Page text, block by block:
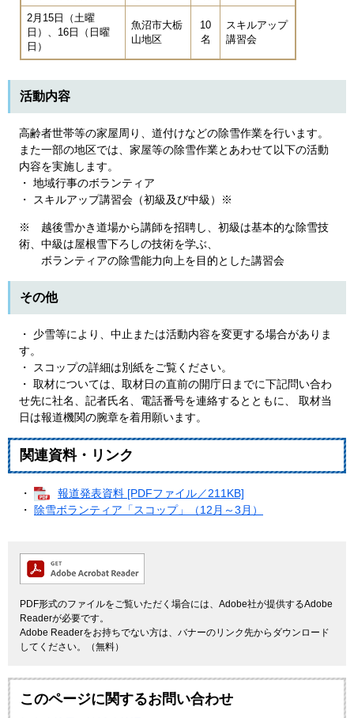
2月15日（土曜
日）、16日（日曜
日）
魚沼市大栃
山地区
10
名
スキルアップ
講習会
活動内容
高齢者世帯等の家屋周り、道付けなどの除雪作業を行います。
また一部の地区では、家屋等の除雪作業とあわせて以下の活動
内容を実施します。
・ 地域行事のボランティア
・ スキルアップ講習会（初級及び中級）※
※ 越後雪かき道場から講師を招聘し、初級は基本的な除雪技
術、中級は屋根雪下ろしの技術を学ぶ、
ボランティアの除雪能力向上を目的とした講習会
その他
​・ 少雪等により、中止または活動内容を変更する場合がありま
す。
・ スコップの詳細は別紙をご覧ください。
・ 取材については、取材日の直前の開庁日までに下記問い合わ
せ先に社名、記者氏名、電話番号を連絡するとともに、 取材当
日は報道機関の腕章を着用願います。​
関連資料・リンク
・
報道発表資料 [PDFファイル／211KB]
・ 除雪ボランティア「スコップ」（12月～3月）
PDF形式のファイルをご覧いただく場合には、Adobe社が提供するAdobe
Readerが必要です。
Adobe Readerをお持ちでない方は、バナーのリンク先からダウンロード
してください。（無料）
このページに関するお問い合わせ